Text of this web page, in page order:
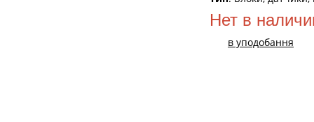
Нет в
в уподобання